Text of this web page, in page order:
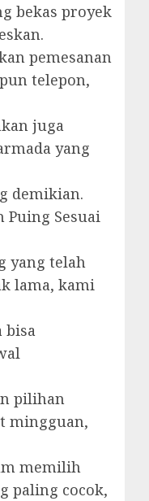
bekas proyek
pemesanan
telepon,
juga
yang
demikian.
Puing Sesuai
yang telah
lama, kami
bisa
pilihan
mingguan,
memilih
paling cocok,